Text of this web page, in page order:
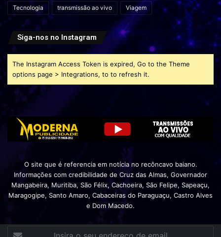
Tecnologia transmissão ao vivo Viagem
Siga-nos no Instagram
The Instagram Access Token is expired, Go to the Theme
options page > Integrations, to to refresh it.
O site que é referencia em notícia no recôncavo baiano.
Informações com credibilidade de Cruz das Almas, Governador
Mangabeira, Muritiba, São Félix, Cachoeira, São Felipe, Sapeaçu,
Maragogipe, Santo Amaro, Cabaceiras do Paraguaçu, Castro Alves
e Dom Macedo.